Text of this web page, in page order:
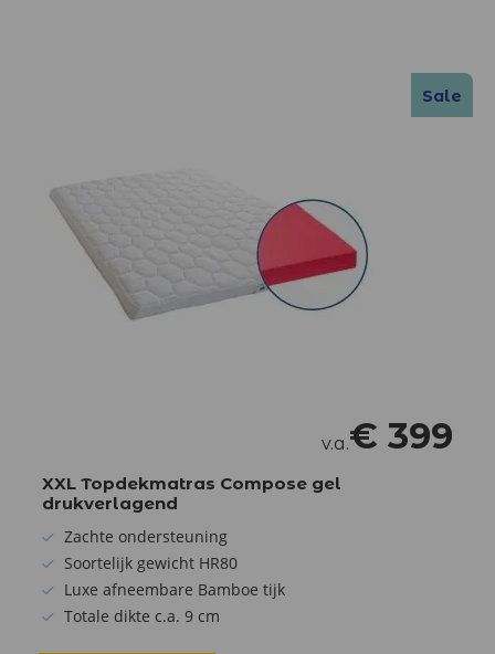
Sale
v.a.€ 399
XXL Topdekmatras Compose gel
drukverlagend
Zachte ondersteuning
Soortelijk gewicht HR80
Luxe afneembare Bamboe tijk
Totale dikte c.a. 9 cm